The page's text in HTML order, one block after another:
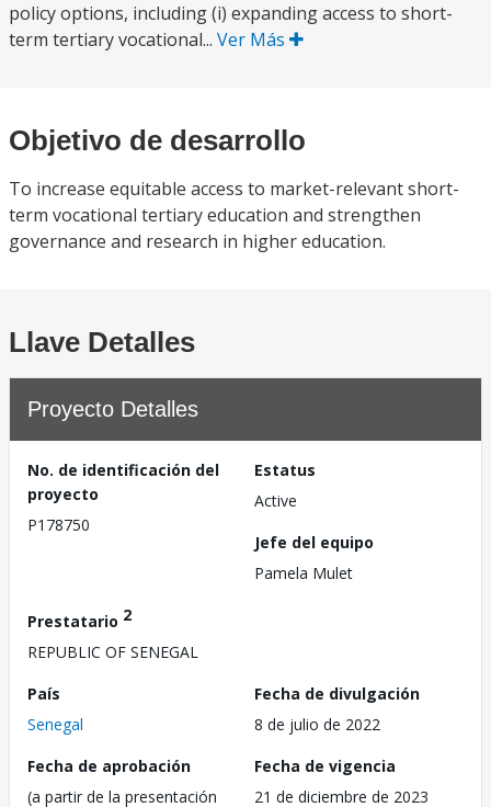
policy options, including (i) expanding access to short-
term tertiary vocational... Ver Más
Objetivo de desarrollo
To increase equitable access to market-relevant short-
term vocational tertiary education and strengthen
governance and research in higher education.
Llave Detalles
Proyecto Detalles
No. de identificación del
proyecto
P178750
Estatus
Active
Jefe del equipo
Pamela Mulet
Prestatario 2
REPUBLIC OF SENEGAL
País
Senegal
Fecha de divulgación
8 de julio de 2022
Fecha de aprobación
(a partir de la presentación
Fecha de vigencia
21 de diciembre de 2023